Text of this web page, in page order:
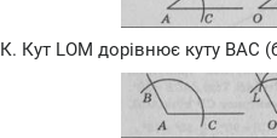
Кут LOM дорівнює куту ВАС